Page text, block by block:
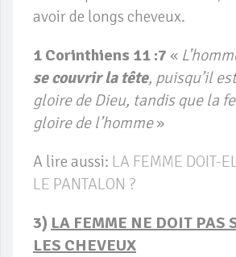
avoir de longs cheveux.
1 Corinthiens 11 :7 «
se couvrir la tête, puisqu’il
gloire de Dieu, tandis que la
gloire de l’homme»
A lire aussi: LA FEMME DOIT-
LE PANTALON ?
3) LA FEMME NE DOIT PAS
LES CHEVEUX